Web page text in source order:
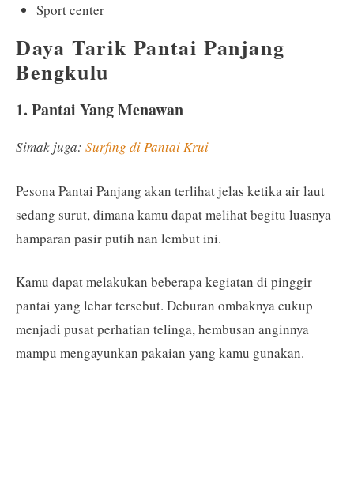
Sport center
Daya Tarik Pantai Panjang
Bengkulu
1. Pantai Yang Menawan
Simak juga: Surfing di Pantai Krui
Pesona Pantai Panjang akan terlihat jelas ketika air laut
sedang surut, dimana kamu dapat melihat begitu luasnya
hamparan pasir putih nan lembut ini.
Kamu dapat melakukan beberapa kegiatan di pinggir
pantai yang lebar tersebut. Deburan ombaknya cukup
menjadi pusat perhatian telinga, hembusan anginnya
mampu mengayunkan pakaian yang kamu gunakan.